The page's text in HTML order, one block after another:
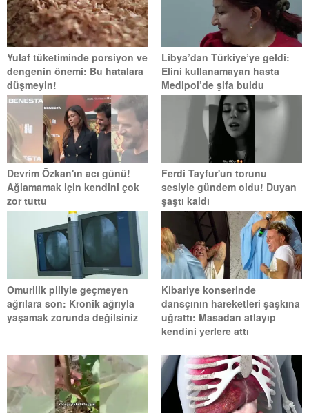
Yulaf tüketiminde porsiyon ve
dengenin önemi: Bu hatalara
düşmeyin!
Libya’dan Türkiye’ye geldi:
Elini kullanamayan hasta
Medipol’de şifa buldu
Devrim Özkan'ın acı günü!
Ağlamamak için kendini çok
zor tuttu
Ferdi Tayfur'un torunu
sesiyle gündem oldu! Duyan
şaştı kaldı
Omurilik piliyle geçmeyen
ağrılara son: Kronik ağrıyla
yaşamak zorunda değilsiniz
Kibariye konserinde
dansçının hareketleri şaşkına
uğrattı: Masadan atlayıp
kendini yerlere attı